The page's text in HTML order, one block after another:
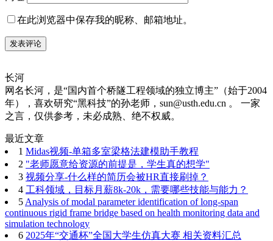
在此浏览器中保存我的昵称、邮箱地址。
长河
网名长河，是“国内首个桥隧工程领域的独立博主”（始于2004
年），喜欢研究“黑科技”的孙老师，sun@usth.edu.cn 。 一家
之言，仅供参考，未必成熟、绝不权威。
最近文章
1 Midas视频-单箱多室梁格法建模助手教程
2 "老师愿意给资源的前提是，学生真的想学"
3 视频分享-什么样的简历会被HR直接刷掉？
4 工科领域，目标月薪8k-20k，需要哪些技能与能力？
5 Analysis of modal parameter identification of long-span
continuous rigid frame bridge based on health monitoring data and
simulation technology
6 2025年“交通杯”全国大学生仿真大赛 相关资料汇总